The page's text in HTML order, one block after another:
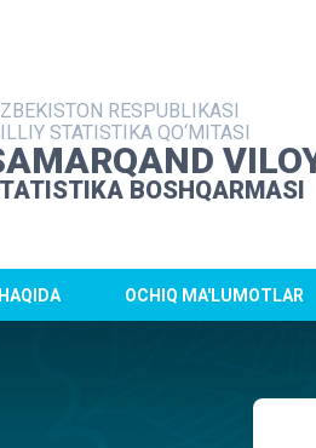
RESPUBLIKASI
STATISTIKA QO‘MITASI
BOSHQARMASI
OCHIQ MA'LUMOTLAR